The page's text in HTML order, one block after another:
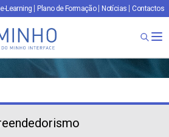
Learning Plano de Formação Notícias Contactos